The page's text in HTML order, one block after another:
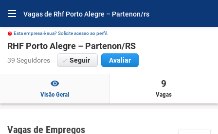
Vagas de Rhf Porto Alegre – Partenon/rs
Esta empresa é sua? Solicite acesso ao perfil.
RHF Porto Alegre – Partenon/RS
39 Seguidores Seguir Avaliar
Visão Geral
9
Vagas
Vagas de Empregos